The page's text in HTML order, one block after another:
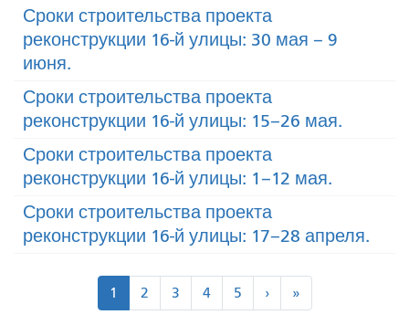
Сроки строительства проекта
реконструкции 16-й улицы: 30 мая – 9
июня.
Сроки строительства проекта
реконструкции 16-й улицы: 15–26 мая.
Сроки строительства проекта
реконструкции 16-й улицы: 1–12 мая.
Сроки строительства проекта
реконструкции 16-й улицы: 17–28 апреля.
1 2 3 4 5 ›Следующий
>
»Последний
"